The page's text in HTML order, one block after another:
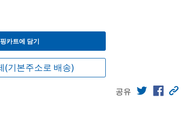
카트에 담기
(기본주소로 배송)
공유